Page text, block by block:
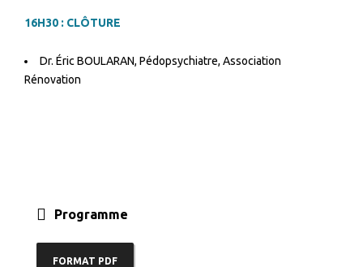
16H30 : CLÔTURE
Dr. Éric BOULARAN, Pédopsychiatre, Association
Rénovation
Programme
FORMAT PDF